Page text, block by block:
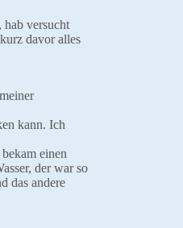
versucht
davor alles
kann. Ich
einen
der war so
das andere